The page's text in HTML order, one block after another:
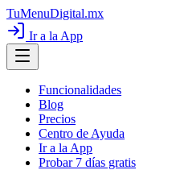
TuMenuDigital.mx
Ir a la App
Funcionalidades
Blog
Precios
Centro de Ayuda
Ir a la App
Probar 7 días gratis